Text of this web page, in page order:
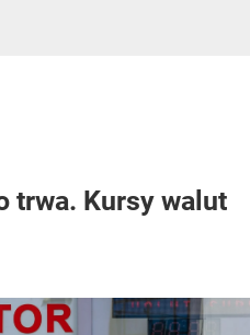
trwa. Kursy walut